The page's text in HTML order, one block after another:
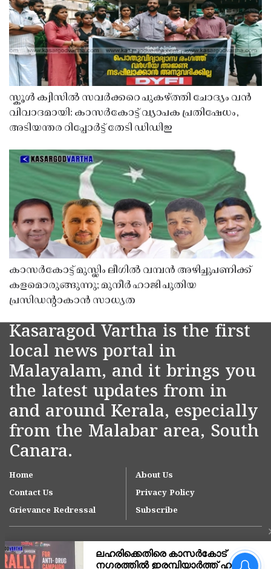
സ്കൂൾ ക്വിസിൽ സവർക്കറെ പുകഴ്ത്തി ചോദ്യം വൻ
വിവാദമായി: കാസർകോട്ട് വ്യാപക പ്രതിഷേധം,
അടിയന്തര റിപ്പോർട്ട് തേടി ഡിഡിഇ
കാസർകോട്ട് മുസ്ലിം ലീഗിൽ വമ്പൻ അഴിച്ചുപണിക്ക്
കളമൊരുങ്ങുന്നു; മുനീർ ഹാജി പുതിയ
പ്രസിഡൻ്റാകാൻ സാധ്യത
Kasaragod Vartha is the first
local news portal in
Malayalam, and it brings you
the latest updates from in
and around Kerala, especially
from the Malabar area, South
Canara.
Home
About Us
Contact Us
Privacy Policy
Grievance Redressal
Subscribe
നീലേശ്വരം നഗരസഭയിലെ